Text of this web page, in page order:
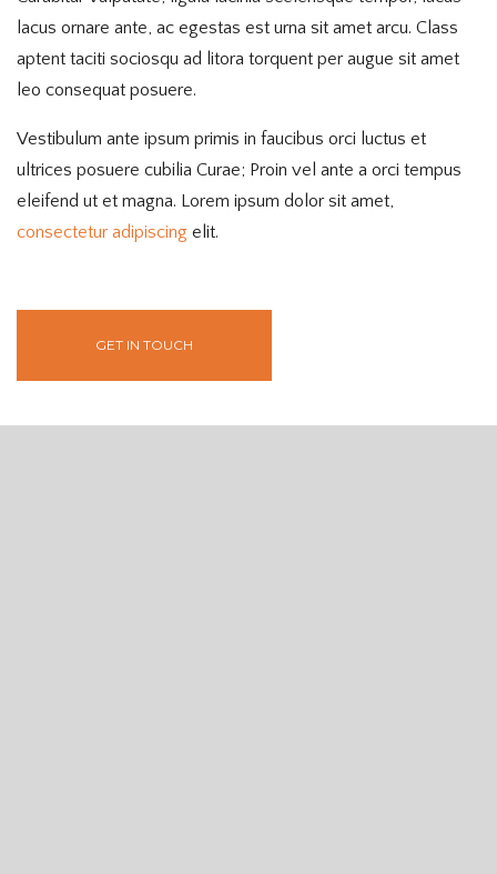
lacus ornare ante, ac egestas est urna sit amet arcu. Class
aptent taciti sociosqu ad litora torquent per augue sit amet
leo consequat posuere.
Vestibulum ante ipsum primis in faucibus orci luctus et
ultrices posuere cubilia Curae; Proin vel ante a orci tempus
eleifend ut et magna. Lorem ipsum dolor sit amet,
consectetur adipiscing elit.
GET IN TOUCH